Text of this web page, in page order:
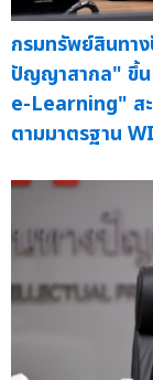
กรมทรัพย์สินทา
ปัญญาสากล" ขึ้น
e-Learning" สะ
ตามมาตรฐาน